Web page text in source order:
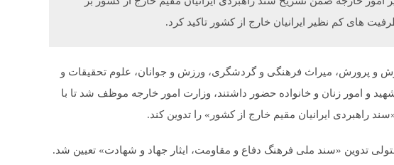
های کم نظیر ایرانیان خارج از کشور تاکید کرد.
و پرورش، میراث فرهنگی و گردشگری، ورزش و جوانان، علوم تحقیقات و
و امور زنان و خانواده حضور داشتند، وزارت امور خارجه موظف شد تا با
راهبردی ایرانیان مقیم خارج از کشور» را تدوین کند.
تدوین «سند ملی فرهنگ دفاع و مقاومت، ایثار جهاد و شهادت» تعیین شد.